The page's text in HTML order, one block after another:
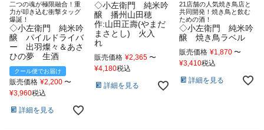
二つの魂が極限融合！重
力が叩き込む衝撃タッグ
爆誕！
◇小左衛門 純米吟
醸 パイルドライバ
ー 出羽燦々＆あさ
ひの夢 生酒
クール便でお届け
販売価格 ¥2,200 〜
¥3,960税込
詳細を見る
◇小左衛門 純米吟
醸 播州山田穂
作:山田正壽(やまだ
まさとし) 火入
れ
販売価格 ¥2,365 〜
¥4,180税込
詳細を見る
21店舗の人気焼き鳥店と
共同開発！焼き鳥と飲む
ための酒！
◇小左衛門 純米吟
醸 焼き鳥ラベル
販売価格 ¥1,870 〜
¥3,410税込
詳細を見る